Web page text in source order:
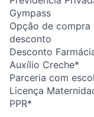
Gympass
Opção de compra
desconto
Desconto
Auxílio Creche*
Parceria com
Licença
PPR*